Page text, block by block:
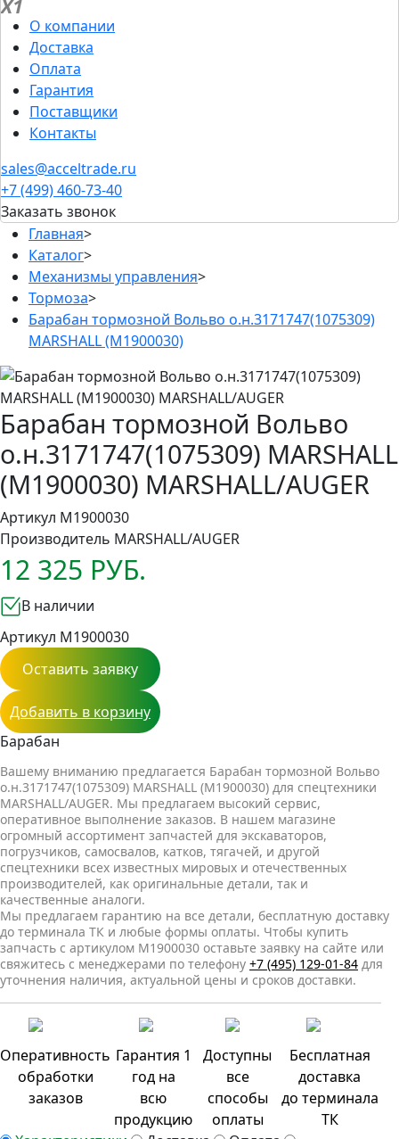
X1
О компании
Доставка
Оплата
Гарантия
Поставщики
Контакты
sales@acceltrade.ru
+7 (499) 460-73-40
Заказать звонок
Главная>
Каталог>
Механизмы управления>
Тормоза>
Барабан тормозной Вольво о.н.3171747(1075309)
MARSHALL (M1900030)
Барабан тормозной Вольво
о.н.3171747(1075309) MARSHALL
(M1900030) MARSHALL/AUGER
Артикул M1900030
Производитель MARSHALL/AUGER
12 325 РУБ.
В наличии
Артикул M1900030
Оставить заявку
Добавить в корзину
Барабан
Вашему вниманию предлагается Барабан тормозной Вольво
о.н.3171747(1075309) MARSHALL (M1900030) для спецтехники
MARSHALL/AUGER. Мы предлагаем высокий сервис,
оперативное выполнение заказов. В нашем магазине
огромный ассортимент запчастей для экскаваторов,
погрузчиков, самосвалов, катков, тягачей, и другой
спецтехники всех известных мировых и отечественных
производителей, как оригинальные детали, так и
качественные аналоги.
Мы предлагаем гарантию на все детали, бесплатную доставку
до терминала ТК и любые формы оплаты. Чтобы купить
запчасть с артикулом M1900030 оставьте заявку на сайте или
свяжитесь с менеджерами по телефону +7 (495) 129-01-84 для
уточнения наличия, актуальной цены и сроков доставки.
Оперативность
обработки
заказов
Гарантия 1
год на
всю
продукцию
Доступны
все
способы
оплаты
Бесплатная
доставка
до терминала
ТК